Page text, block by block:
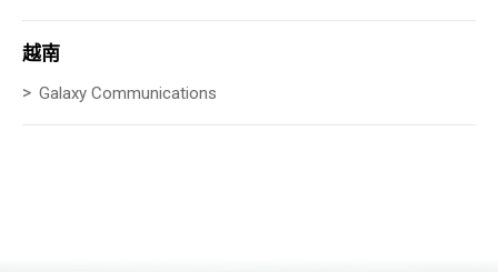
越南
Galaxy Communications